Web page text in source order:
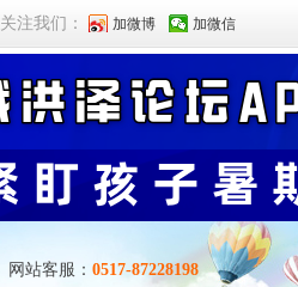
关注我们： 加微博 加微信
网站客服： 0517-87228198